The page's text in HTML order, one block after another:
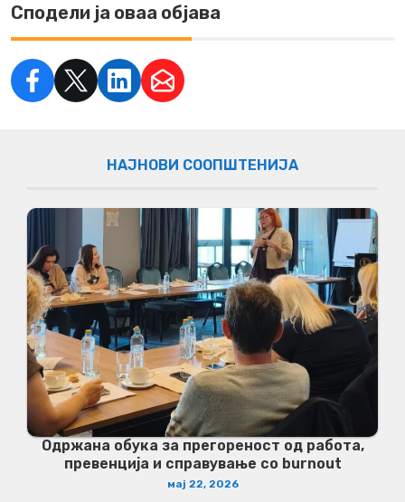
Сподели ја оваа објава
НАЈНОВИ СООПШТЕНИЈА
Одржана обука за прегореност од работа,
превенција и справување со burnout
мај 22, 2026